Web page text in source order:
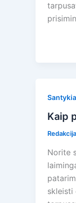
Kaip
Redakcija
Norite
skleisti